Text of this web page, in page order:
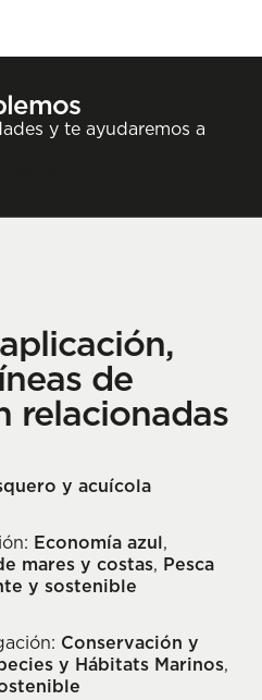
y te ayudaremos a
de
relacionadas
y acuícola
Economía azul,
mares y costas, Pesca
y sostenible
Conservación y
y Hábitats Marinos,